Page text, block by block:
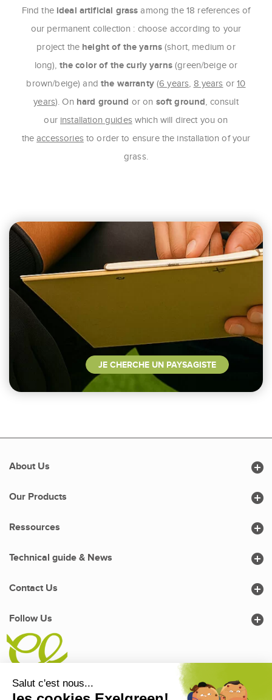
Find the ideal artificial grass among the 18 references of
our permanent collection : choose according to your
project the height of the yarns(short, medium or
long), the color of the curly yarns(green/beige or
brown/beige) andthe warranty(6 years, 8 years or10
years). On hard ground or on soft ground, consult
our installation guideswhich will direct you on
theaccessoriesto order to ensure the installation of your
grass.
JE CHERCHE UN PAYSAGISTE
About Us 
Our Products 
Contact Us 
Follow Us 
Ressources 
Technical guide & News 